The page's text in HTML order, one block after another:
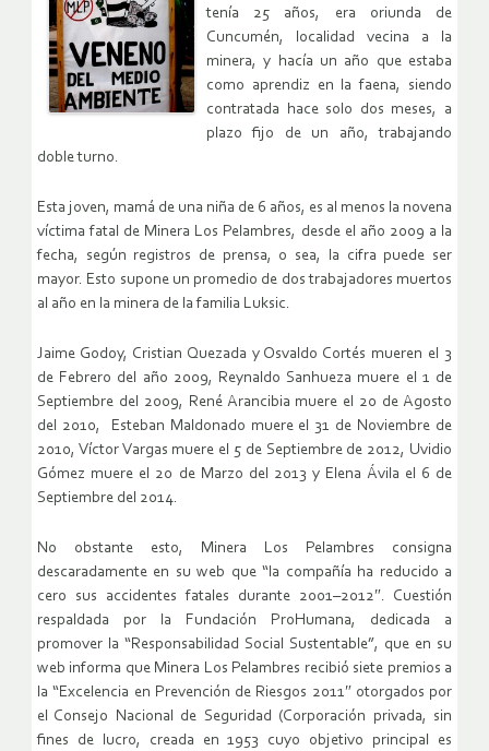
tenía 25 años, era oriunda de
Cuncumén, localidad vecina a la
minera, y hacía un año que estaba
como aprendiz en la faena, siendo
contratada hace solo dos meses, a
plazo fijo de un año, trabajando
doble turno.
Esta joven, mamá de una niña de 6 años, es al menos la novena
víctima fatal de Minera Los Pelambres, desde el año 2009 a la
fecha, según registros de prensa, o sea, la cifra puede ser
mayor. Esto supone un promedio de dos trabajadores muertos
al año en la minera de la familia Luksic.
Jaime Godoy, Cristian Quezada y Osvaldo Cortés mueren el 3
de Febrero del año 2009, Reynaldo Sanhueza muere el 1 de
Septiembre del 2009, René Arancibia muere el 20 de Agosto
del 2010, Esteban Maldonado muere el 31 de Noviembre de
2010, Víctor Vargas muere el 5 de Septiembre de 2012, Uvidio
Gómez muere el 20 de Marzo del 2013 y Elena Ávila el 6 de
Septiembre del 2014.
No obstante esto, Minera Los Pelambres consigna
descaradamente en su web que “la compañía ha reducido a
cero sus accidentes fatales durante 2001–2012″. Cuestión
respaldada por la Fundación ProHumana, dedicada a
promover la “Responsabilidad Social Sustentable”, que en su
web informa que Minera Los Pelambres recibió siete premios a
la “Excelencia en Prevención de Riesgos 2011″ otorgados por
el Consejo Nacional de Seguridad (Corporación privada, sin
fines de lucro, creada en 1953 cuyo objetivo principal es